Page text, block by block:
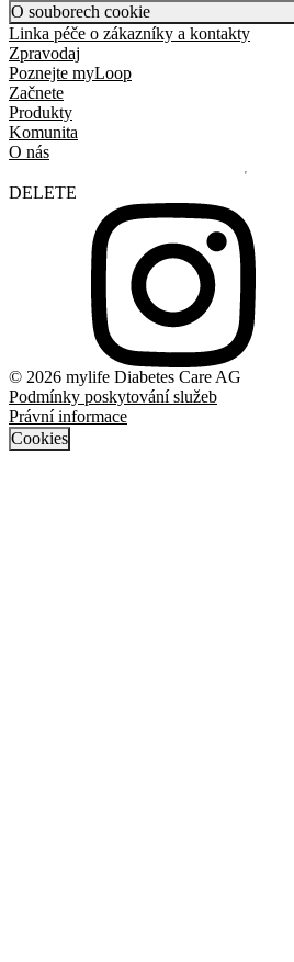
O souborech cookie
Linka péče o zákazníky a kontakty
Zpravodaj
Poznejte myLoop
Začnete
Produkty
Komunita
O nás
DELETE
© 2026 mylife Diabetes Care AG
Podmínky poskytování služeb
Právní informace
Cookies